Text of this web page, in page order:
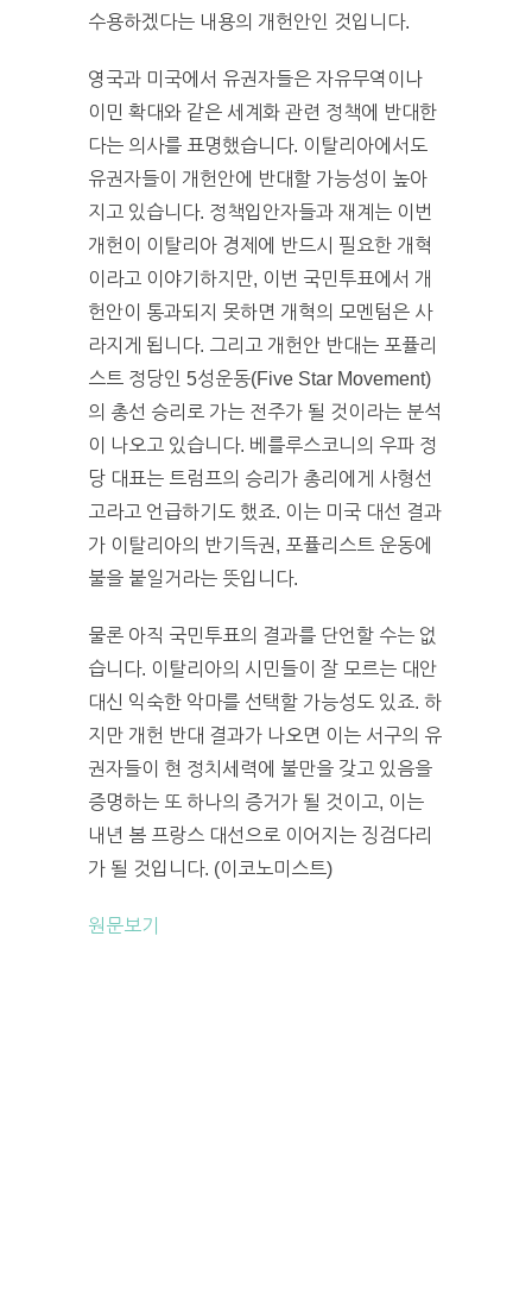
수용하겠다는 내용의 개헌안인 것입니다.
영국과 미국에서 유권자들은 자유무역이나
이민 확대와 같은 세계화 관련 정책에 반대한
다는 의사를 표명했습니다. 이탈리아에서도
유권자들이 개헌안에 반대할 가능성이 높아
지고 있습니다. 정책입안자들과 재계는 이번
개헌이 이탈리아 경제에 반드시 필요한 개혁
이라고 이야기하지만, 이번 국민투표에서 개
헌안이 통과되지 못하면 개혁의 모멘텀은 사
라지게 됩니다. 그리고 개헌안 반대는 포퓰리
스트 정당인 5성운동(Five Star Movement)
의 총선 승리로 가는 전주가 될 것이라는 분석
이 나오고 있습니다. 베를루스코니의 우파 정
당 대표는 트럼프의 승리가 총리에게 사형선
고라고 언급하기도 했죠. 이는 미국 대선 결과
가 이탈리아의 반기득권, 포퓰리스트 운동에
불을 붙일거라는 뜻입니다.
물론 아직 국민투표의 결과를 단언할 수는 없
습니다. 이탈리아의 시민들이 잘 모르는 대안
대신 익숙한 악마를 선택할 가능성도 있죠. 하
지만 개헌 반대 결과가 나오면 이는 서구의 유
권자들이 현 정치세력에 불만을 갖고 있음을
증명하는 또 하나의 증거가 될 것이고, 이는
내년 봄 프랑스 대선으로 이어지는 징검다리
가 될 것입니다. (이코노미스트)
원문보기